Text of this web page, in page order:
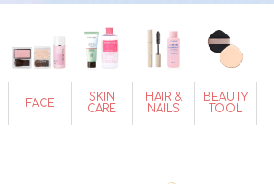
FACE
SKIN
CARE
HAIR &
NAILS
BEAUTY
TOOL